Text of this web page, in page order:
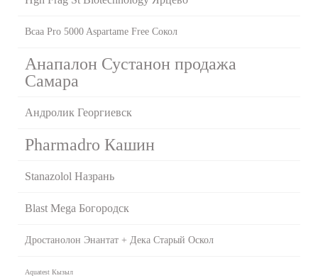
Bcaa Pro 5000 Aspartame Free Сокол
Анапалон Сустанон продажа
Самара
Андролик Георгиевск
Pharmadro Кашин
Stanazolol Назрань
Blast Mega Богородск
Дростанолон Энантат + Дека Старый Оскол
Aquatest Кызыл